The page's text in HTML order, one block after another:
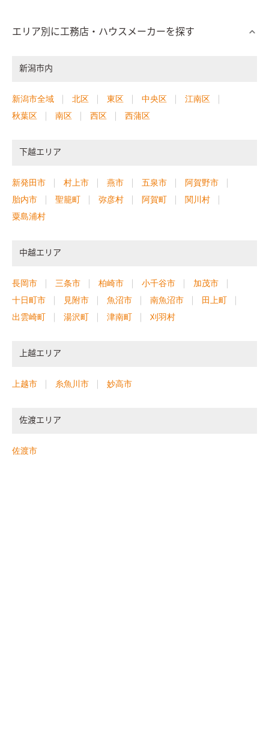
エリア別に工務店・ハウスメーカーを探す
新潟市内
新潟市全域 北区 東区 中央区
江南区
秋葉区
南区 西区 西蒲区
下越エリア
新発田市 村上市 燕市 五泉市
阿賀野市
胎内市
聖籠町 弥彦村 阿賀町
関川村
粟島浦村
中越エリア
長岡市 三条市 柏崎市 小千谷市
加茂市
十日町市
見附市 魚沼市 南魚沼市
田上町
出雲崎町
湯沢町 津南町 刈羽村
上越エリア
上越市 糸魚川市 妙高市
佐渡エリア
佐渡市